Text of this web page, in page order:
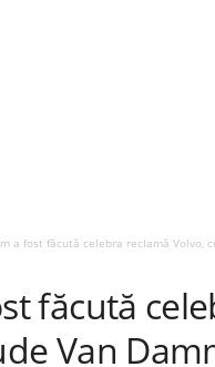
a fost făcută celebra reclamă Volvo,
făcută
Van